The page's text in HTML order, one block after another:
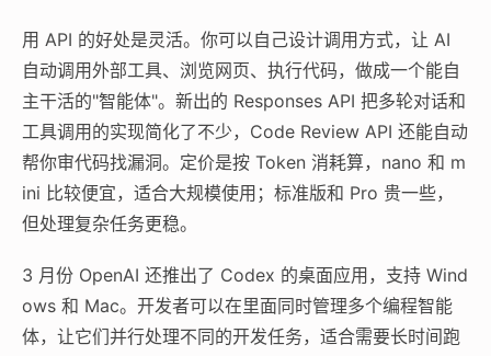
用 API 的好处是灵活。你可以自己设计调用方式，让 AI
自动调用外部工具、浏览网页、执行代码，做成一个能自
主干活的"智能体"。新出的 Responses API 把多轮对话和
工具调用的实现简化了不少，Code Review API 还能自动
帮你审代码找漏洞。定价是按 Token 消耗算，nano 和 m
ini 比较便宜，适合大规模使用；标准版和 Pro 贵一些，
但处理复杂任务更稳。
3 月份 OpenAI 还推出了 Codex 的桌面应用，支持 Wind
ows 和 Mac。开发者可以在里面同时管理多个编程智能
体，让它们并行处理不同的开发任务，适合需要长时间跑